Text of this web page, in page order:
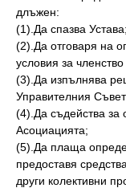
длъжен:
(1).Да спазва Устава;
(2).Да отговаря на
условия за
(3).Да изпълнява
Управителния
(4).Да съдейства за
Асоциацията;
(5).Да плаща
предоставя
други колективни